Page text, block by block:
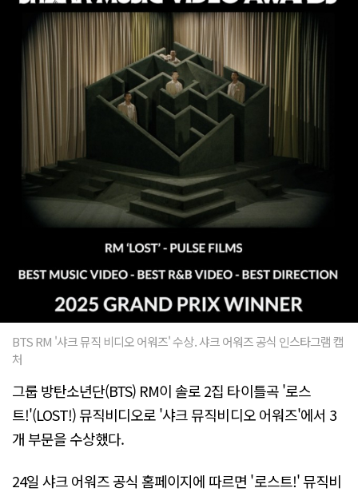
BTS RM '샤크 뮤직 비디오 어워즈' 수상. 샤크 어워즈 공식 인스타그램 캡
처
그룹 방탄소년단(BTS) RM이 솔로 2집 타이틀곡 '로스
트!'(LOST!) 뮤직비디오로 '샤크 뮤직비디오 어워즈'에서 3
개 부문을 수상했다.
24일 샤크 어워즈 공식 홈페이지에 따르면 '로스트!' 뮤직비